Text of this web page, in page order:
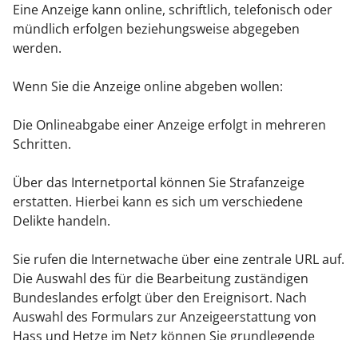
Eine Anzeige kann online, schriftlich, telefonisch oder
mündlich erfolgen beziehungsweise abgegeben
werden.
Wenn Sie die Anzeige online abgeben wollen:
Die Onlineabgabe einer Anzeige erfolgt in mehreren
Schritten.
Über das Internetportal können Sie Strafanzeige
erstatten. Hierbei kann es sich um verschiedene
Delikte handeln.
Sie rufen die Internetwache über eine zentrale URL auf.
Die Auswahl des für die Bearbeitung zuständigen
Bundeslandes erfolgt über den Ereignisort. Nach
Auswahl des Formulars zur Anzeigeerstattung von
Hass und Hetze im Netz können Sie grundlegende